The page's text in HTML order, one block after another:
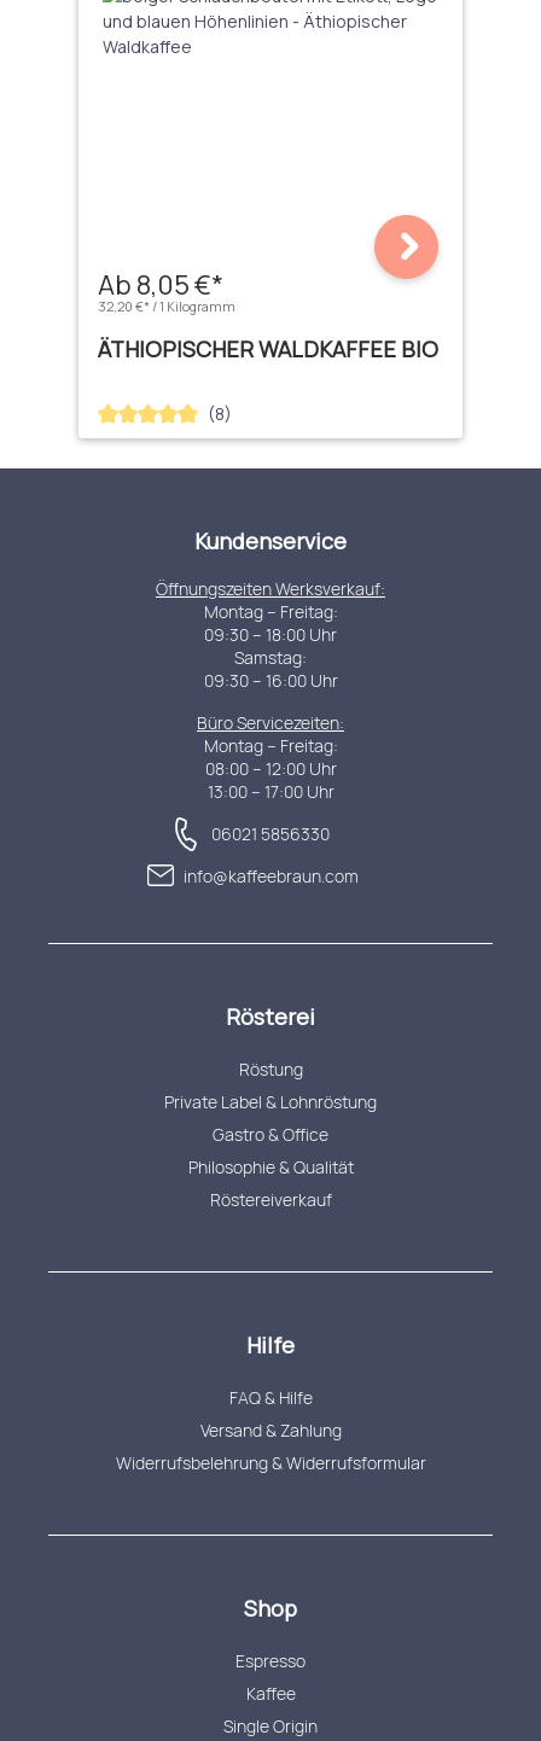
Ab 8,05 €*
32,20 €* / 1 Kilogramm
ÄTHIOPISCHER WALDKAFFEE BIO
Durchschnittliche Bewertung von 4.88 von 5 Sternen
(8)
Kundenservice
Öffnungszeiten Werksverkauf:
Montag – Freitag:
09:30 – 18:00 Uhr
Samstag:
09:30 – 16:00 Uhr
Büro Servicezeiten:
Montag – Freitag:
08:00 – 12:00 Uhr
13:00 – 17:00 Uhr
06021 5856330
info@kaffeebraun.com
Rösterei
Röstung
Private Label & Lohnröstung
Gastro & Office
Philosophie & Qualität
Röstereiverkauf
Hilfe
FAQ & Hilfe
Versand & Zahlung
Widerrufsbelehrung & Widerrufsformular
Shop
Espresso
Kaffee
Single Origin